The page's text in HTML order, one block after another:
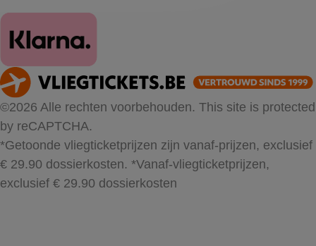
©2026 Alle rechten voorbehouden. This site is protected
by reCAPTCHA.
*Getoonde vliegticketprijzen zijn vanaf-prijzen, exclusief
€ 29.90 dossierkosten. *Vanaf-vliegticketprijzen,
exclusief € 29.90 dossierkosten